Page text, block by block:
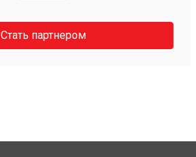
Стать партнером